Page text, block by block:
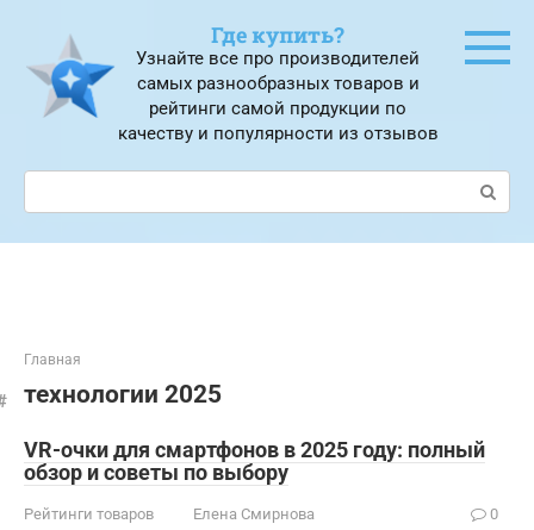
контенту
Где купить?
Узнайте все про производителей
самых разнообразных товаров и
рейтинги самой продукции по
качеству и популярности из отзывов
Поиск:
Главная
технологии 2025
VR-очки для смартфонов в 2025 году: полный
обзор и советы по выбору
Рейтинги товаров Елена Смирнова 0